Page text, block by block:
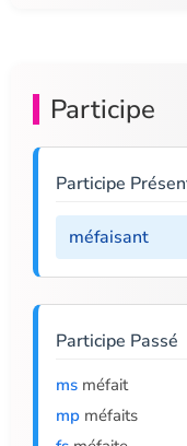
Participe
Participe
méfaisant
Participe Passé
ms méfait
mp méfaits